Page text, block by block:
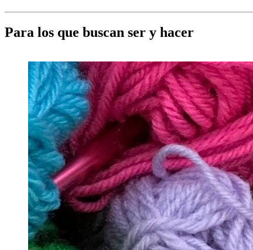
Para los que buscan ser y hacer